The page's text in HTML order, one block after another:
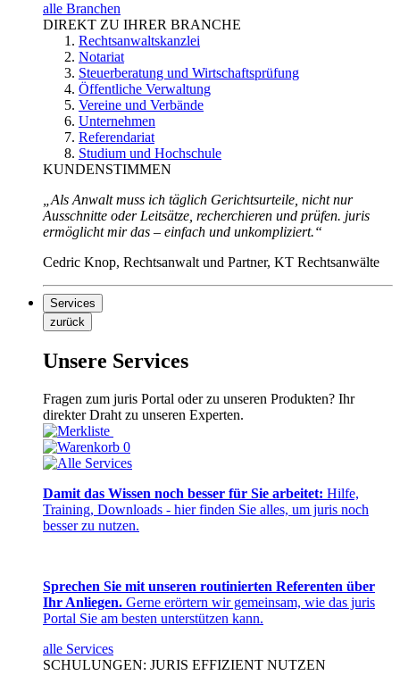
alle Branchen
DIREKT ZU IHRER BRANCHE
Rechtsanwaltskanzlei
Notariat
Steuerberatung und Wirtschaftsprüfung
Öffentliche Verwaltung
Vereine und Verbände
Unternehmen
Referendariat
Studium und Hochschule
KUNDENSTIMMEN
„Als Anwalt muss ich täglich Gerichtsurteile, nicht nur
Ausschnitte oder Leitsätze, recherchieren und prüfen. juris
ermöglicht mir das – einfach und unkompliziert.“
Cedric Knop, Rechtsanwalt und Partner, KT Rechtsanwälte
Services
zurück
Unsere Services
Fragen zum juris Portal oder zu unseren Produkten? Ihr
direkter Draht zu unseren Experten.
0
Damit das Wissen noch besser für Sie arbeitet: Hilfe,
Training, Downloads - hier finden Sie alles, um juris noch
besser zu nutzen.
Sprechen Sie mit unseren routinierten Referenten über
Ihr Anliegen. Gerne erörtern wir gemeinsam, wie das juris
Portal Sie am besten unterstützen kann.
alle Services
SCHULUNGEN: JURIS EFFIZIENT NUTZEN